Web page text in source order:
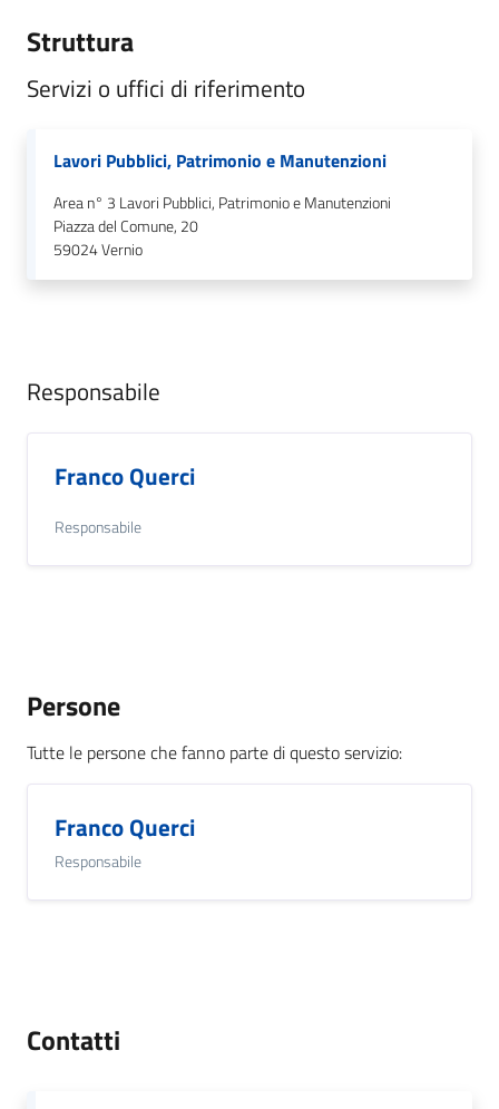
Struttura
Servizi o uffici di riferimento
Lavori Pubblici, Patrimonio e Manutenzioni
Area n° 3 Lavori Pubblici, Patrimonio e Manutenzioni
Piazza del Comune, 20
59024Vernio
Responsabile
Franco Querci
Responsabile
Persone
Tutte le persone che fanno parte di questo servizio:
Franco Querci
Responsabile
Contatti